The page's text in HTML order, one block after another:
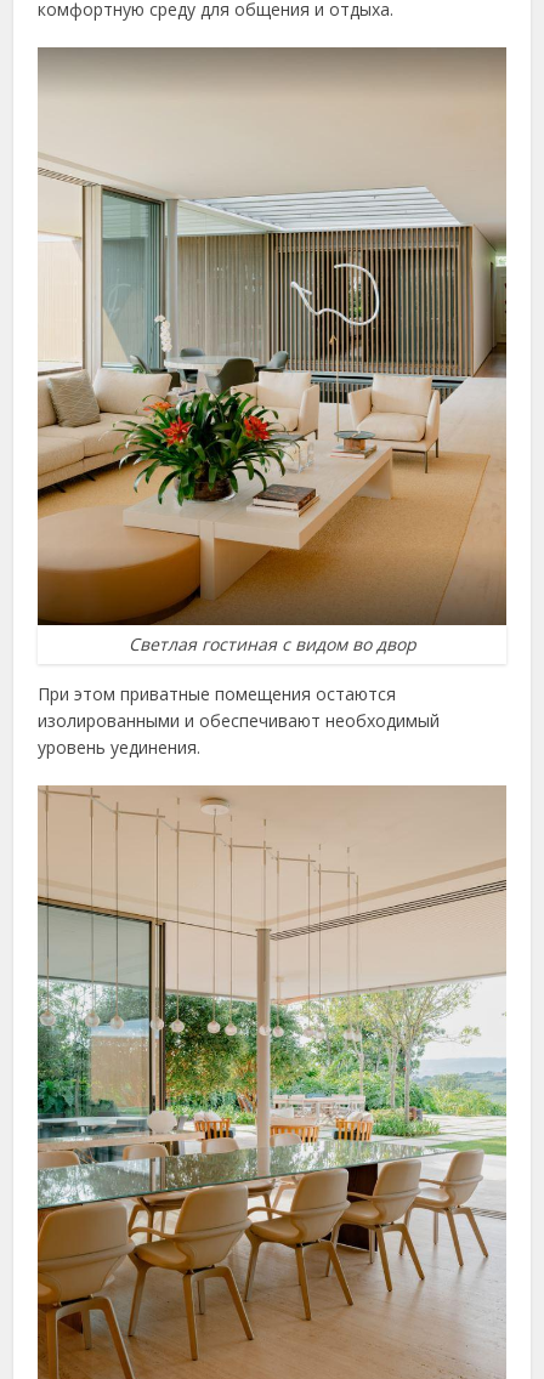
комфортную среду для общения и отдыха.
Светлая гостиная с видом во двор
При этом приватные помещения остаются
изолированными и обеспечивают необходимый
уровень уединения.